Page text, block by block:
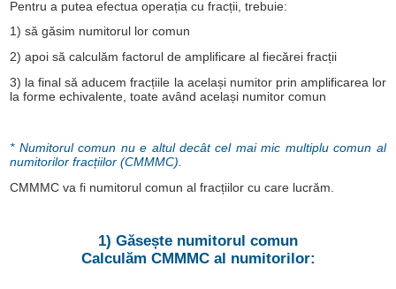
Pentru a putea efectua operația cu fracții, trebuie:
1) să găsim numitorul lor comun
2) apoi să calculăm factorul de amplificare al fiecărei fracții
3) la final să aducem fracțiile la același numitor prin amplificarea lor
la forme echivalente, toate având același numitor comun
* Numitorul comun nu e altul decât cel mai mic multiplu comun al
numitorilor fracțiilor (CMMMC).
CMMMC va fi numitorul comun al fracțiilor cu care lucrăm.
1) Găsește numitorul comun
Calculăm CMMMC al numitorilor: